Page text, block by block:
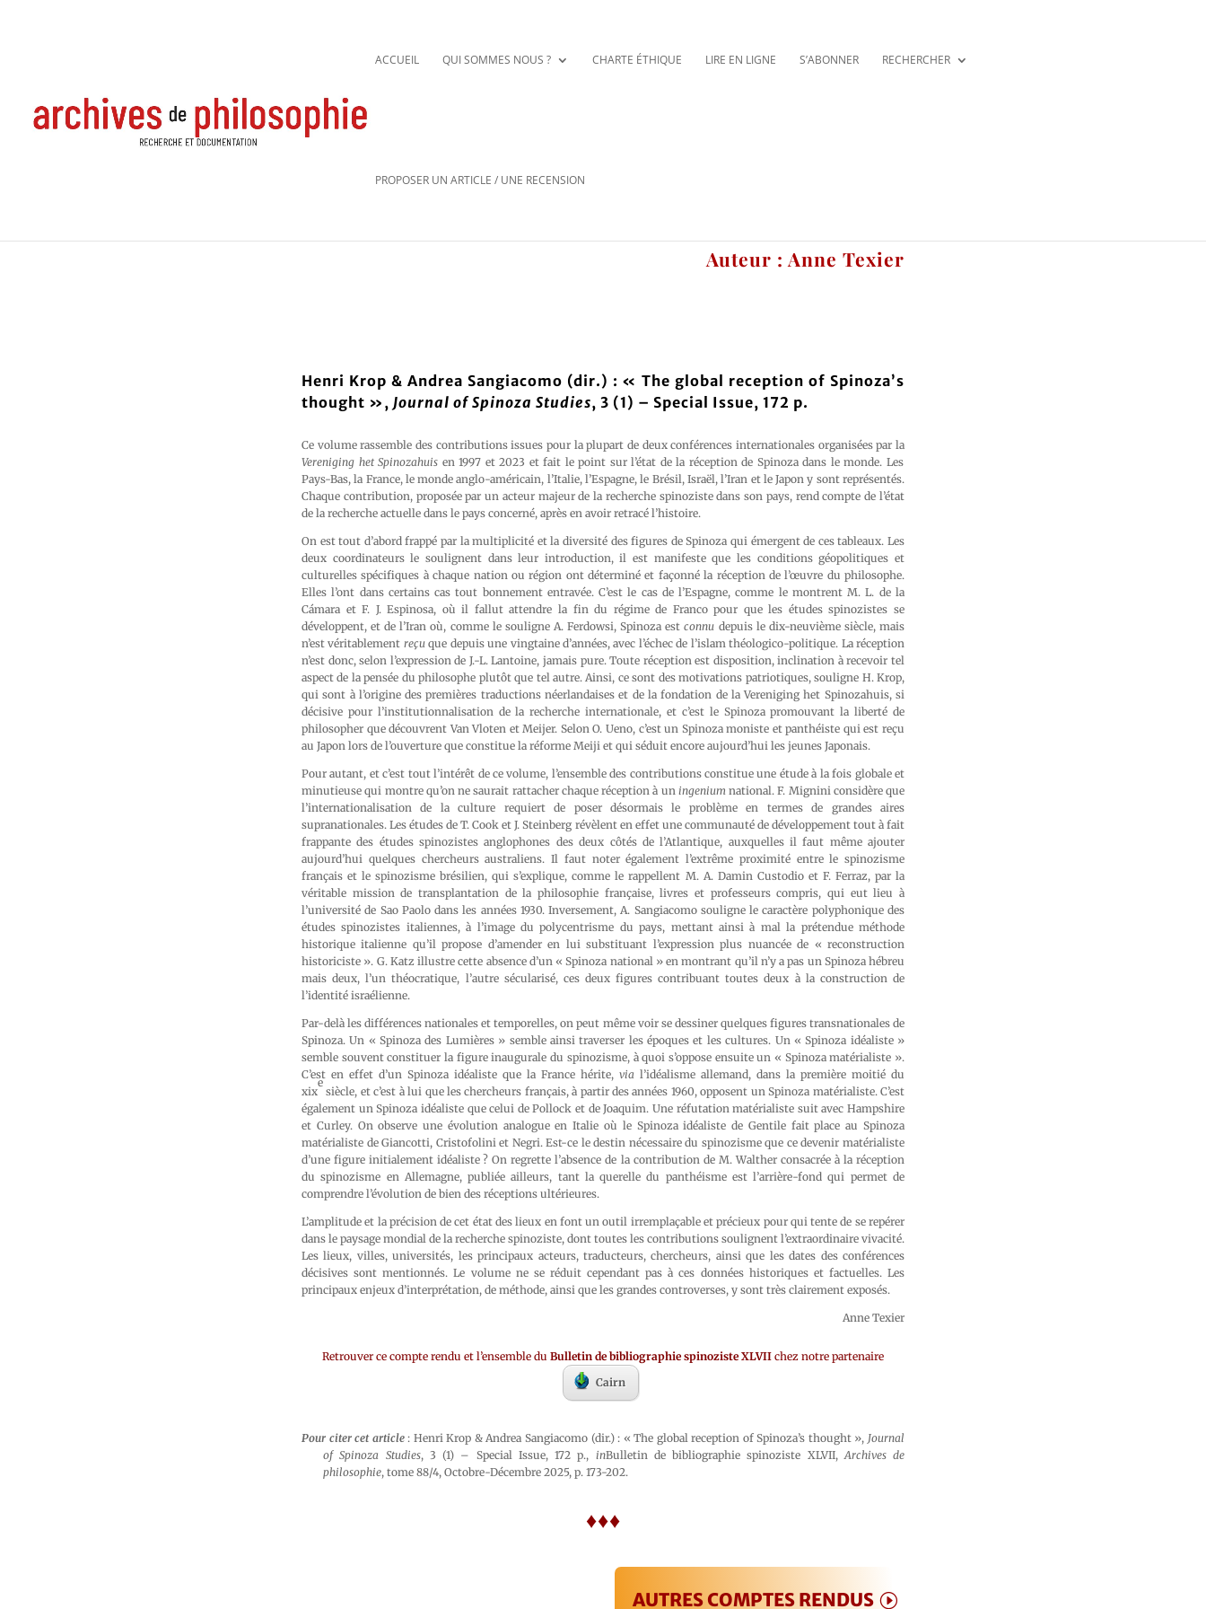
ACCUEIL QUI SOMMES NOUS ? CHARTE ÉTHIQUE LIRE EN LIGNE S’ABONNER RECHERCHER
PROPOSER UN ARTICLE / UNE RECENSION
Auteur : Anne Texier
Henri Krop & Andrea Sangiacomo (dir.) : « The global reception of Spinoza’s
thought », Journal of Spinoza Studies, 3 (1) – Special Issue, 172 p.
Ce volume rassemble des contributions issues pour la plupart de deux conférences internationales organisées par la
Vereniging het Spinozahuis en 1997 et 2023 et fait le point sur l’état de la réception de Spinoza dans le monde. Les
Pays-Bas, la France, le monde anglo-américain, l’Italie, l’Espagne, le Brésil, Israël, l’Iran et le Japon y sont représentés.
Chaque contribution, proposée par un acteur majeur de la recherche spinoziste dans son pays, rend compte de l’état
de la recherche actuelle dans le pays concerné, après en avoir retracé l’histoire.
On est tout d’abord frappé par la multiplicité et la diversité des figures de Spinoza qui émergent de ces tableaux. Les
deux coordinateurs le soulignent dans leur introduction, il est manifeste que les conditions géopolitiques et
culturelles spécifiques à chaque nation ou région ont déterminé et façonné la réception de l’œuvre du philosophe.
Elles l’ont dans certains cas tout bonnement entravée. C’est le cas de l’Espagne, comme le montrent M. L. de la
Cámara et F. J. Espinosa, où il fallut attendre la fin du régime de Franco pour que les études spinozistes se
développent, et de l’Iran où, comme le souligne A. Ferdowsi, Spinoza estconnu depuis le dix-neuvième siècle, mais
n’est véritablement reçuque depuis une vingtaine d’années, avec l’échec de l’islam théologico-politique. La réception
n’est donc, selon l’expression de J.-L. Lantoine, jamais pure. Toute réception est disposition, inclination à recevoir tel
aspect de la pensée du philosophe plutôt que tel autre. Ainsi, ce sont des motivations patriotiques, souligne H. Krop,
qui sont à l’origine des premières traductions néerlandaises et de la fondation de la Vereniging het Spinozahuis, si
décisive pour l’institutionnalisation de la recherche internationale, et c’est le Spinoza promouvant la liberté de
philosopher que découvrent Van Vloten et Meijer. Selon O. Ueno, c’est un Spinoza moniste et panthéiste qui est reçu
au Japon lors de l’ouverture que constitue la réforme Meiji et qui séduit encore aujourd’hui les jeunes Japonais.
Pour autant, et c’est tout l’intérêt de ce volume, l’ensemble des contributions constitue une étude à la fois globale et
minutieuse qui montre qu’on ne saurait rattacher chaque réception à un ingeniumnational. F. Mignini considère que
l’internationalisation de la culture requiert de poser désormais le problème en termes de grandes aires
supranationales. Les études de T. Cook et J. Steinberg révèlent en effet une communauté de développement tout à fait
frappante des études spinozistes anglophones des deux côtés de l’Atlantique, auxquelles il faut même ajouter
aujourd’hui quelques chercheurs australiens. Il faut noter également l’extrême proximité entre le spinozisme
français et le spinozisme brésilien, qui s’explique, comme le rappellent M. A. Damin Custodio et F. Ferraz, par la
véritable mission de transplantation de la philosophie française, livres et professeurs compris, qui eut lieu à
l’université de Sao Paolo dans les années 1930. Inversement, A. Sangiacomo souligne le caractère polyphonique des
études spinozistes italiennes, à l’image du polycentrisme du pays, mettant ainsi à mal la prétendue méthode
historique italienne qu’il propose d’amender en lui substituant l’expression plus nuancée de « reconstruction
historiciste ». G. Katz illustre cette absence d’un « Spinoza national » en montrant qu’il n’y a pas un Spinoza hébreu
mais deux, l’un théocratique, l’autre sécularisé, ces deux figures contribuant toutes deux à la construction de
l’identité israélienne.
Par-delà les différences nationales et temporelles, on peut même voir se dessiner quelques figures transnationales de
Spinoza. Un « Spinoza des Lumières » semble ainsi traverser les époques et les cultures. Un « Spinoza idéaliste »
semble souvent constituer la figure inaugurale du spinozisme, à quoi s’oppose ensuite un « Spinoza matérialiste ».
C’est en effet d’un Spinoza idéaliste que la France hérite, via l’idéalisme allemand, dans la première moitié du
xix
e
siècle, et c’est à lui que les chercheurs français, à partir des années 1960, opposent un Spinoza matérialiste. C’est
également un Spinoza idéaliste que celui de Pollock et de Joaquim. Une réfutation matérialiste suit avec Hampshire
et Curley. On observe une évolution analogue en Italie où le Spinoza idéaliste de Gentile fait place au Spinoza
matérialiste de Giancotti, Cristofolini et Negri. Est-ce le destin nécessaire du spinozisme que ce devenir matérialiste
d’une figure initialement idéaliste ? On regrette l’absence de la contribution de M. Walther consacrée à la réception
du spinozisme en Allemagne, publiée ailleurs, tant la querelle du panthéisme est l’arrière-fond qui permet de
comprendre l’évolution de bien des réceptions ultérieures.
L’amplitude et la précision de cet état des lieux en font un outil irremplaçable et précieux pour qui tente de se repérer
dans le paysage mondial de la recherche spinoziste, dont toutes les contributions soulignent l’extraordinaire vivacité.
Les lieux, villes, universités, les principaux acteurs, traducteurs, chercheurs, ainsi que les dates des conférences
décisives sont mentionnés. Le volume ne se réduit cependant pas à ces données historiques et factuelles. Les
principaux enjeux d’interprétation, de méthode, ainsi que les grandes controverses, y sont très clairement exposés.
Anne Texier
Retrouver ce compte rendu et l’ensemble du Bulletin de bibliographie spinoziste XLVII chez notre partenaire
Cairn
Pour citer cet article: Henri Krop & Andrea Sangiacomo (dir.) : « The global reception of Spinoza’s thought », Journal
of Spinoza Studies, 3 (1) – Special Issue, 172 p., inBulletin de bibliographie spinoziste XLVII,Archives de
philosophie, tome 88/4, Octobre-Décembre 2025, p. 173-202.
♦♦♦
AUTRES COMPTES RENDUS